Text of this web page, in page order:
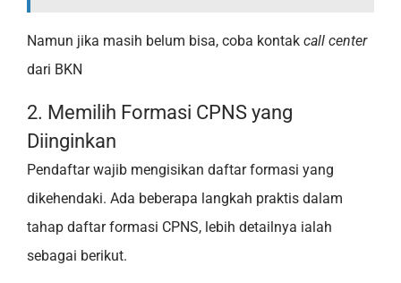
Namun jika masih belum bisa, coba kontak call center
dari BKN
2. Memilih Formasi CPNS yang
Diinginkan
Pendaftar wajib mengisikan daftar formasi yang
dikehendaki. Ada beberapa langkah praktis dalam
tahap daftar formasi CPNS, lebih detailnya ialah
sebagai berikut.